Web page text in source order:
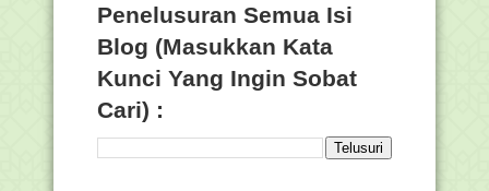
Penelusuran Semua Isi
Blog (Masukkan Kata
Kunci Yang Ingin Sobat
Cari) :